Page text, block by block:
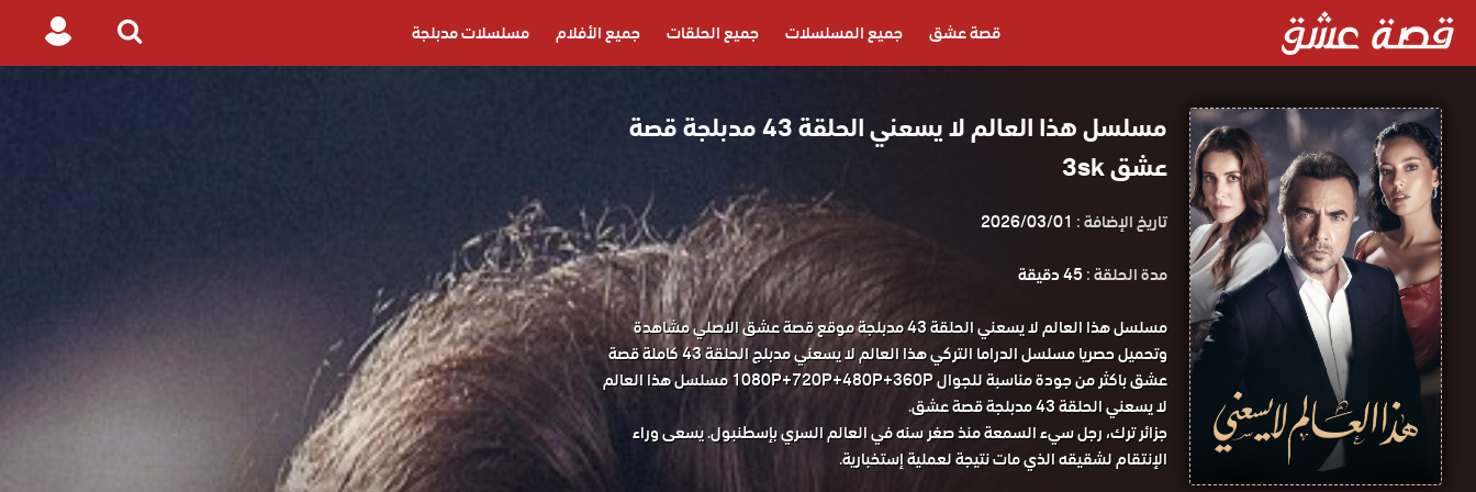
قصة عشق جميع المسلسلات جميع الحلقات جميع الأفلام مسلسلات مدبلجة
Search
Login
مسلسل هذا العالم لا يسعني الحلقة 43 مدبلجة قصة
عشق 3sk
تاريخ الإضافة : 2026/03/01
مدة الحلقة :45 دقيقة
مسلسل هذا العالم لا يسعني الحلقة 43 مدبلجة موقع قصة عشق الاصلي مشاهدة
وتحميل حصريا مسلسل الدراما التركي هذا العالم لا يسعني مدبلج الحلقة 43 كاملة قصة
عشق باكثر من جودة مناسبة للجوال 1080P+720P+480P+360P مسلسل هذا العالم
لا يسعني الحلقة 43 مدبلجة قصة عشق.
جزائر ترك، رجل سيء السمعة منذ صغر سنه في العالم السري بإسطنبول. يسعى وراء
الإنتقام لشقيقه الذي مات نتيجة لعملية إستخبارية.